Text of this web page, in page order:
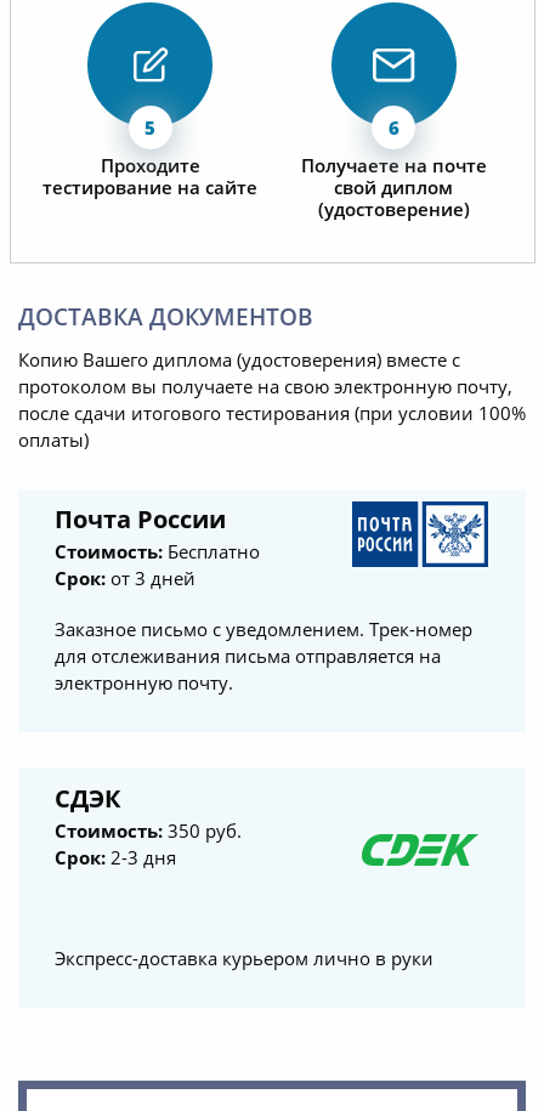
Проходите
тестирование на сайте
Получаете на почте
свой диплом
(удостоверение)
ДОСТАВКА ДОКУМЕНТОВ
Копию Вашего диплома (удостоверения) вместе с
протоколом вы получаете на свою электронную почту,
после сдачи итогового тестирования (при условии 100%
оплаты)
Почта России
Стоимость: Бесплатно
Срок: от 3 дней
Заказное письмо с уведомлением. Трек-номер
для отслеживания письма отправляется на
электронную почту.
СДЭК
Стоимость: 350 руб.
Срок: 2-3 дня
Экспресс-доставка курьером лично в руки